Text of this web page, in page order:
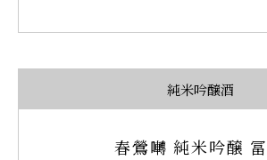
純米吟醸酒
春鶯囀 純米吟醸